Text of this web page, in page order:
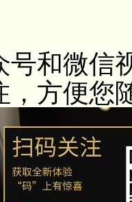
和微信视
，方便您